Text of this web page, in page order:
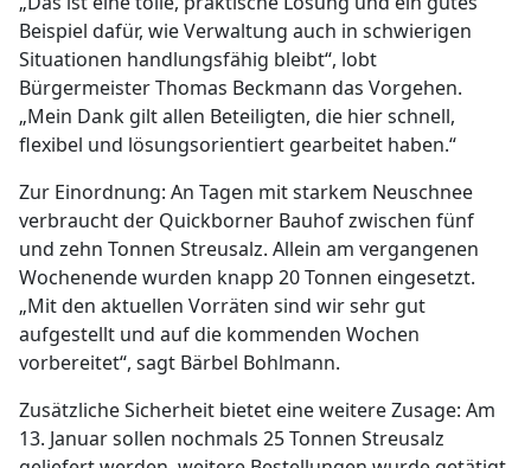
Beispiel dafür, wie Verwaltung auch in schwierigen
Situationen handlungsfähig bleibt“, lobt
Bürgermeister Thomas Beckmann das Vorgehen.
„Mein Dank gilt allen Beteiligten, die hier schnell,
flexibel und lösungsorientiert gearbeitet haben.“
Zur Einordnung: An Tagen mit starkem Neuschnee
verbraucht der Quickborner Bauhof zwischen fünf
und zehn Tonnen Streusalz. Allein am vergangenen
Wochenende wurden knapp 20 Tonnen eingesetzt.
„Mit den aktuellen Vorräten sind wir sehr gut
aufgestellt und auf die kommenden Wochen
vorbereitet“, sagt Bärbel Bohlmann.
Zusätzliche Sicherheit bietet eine weitere Zusage: Am
13. Januar sollen nochmals 25 Tonnen Streusalz